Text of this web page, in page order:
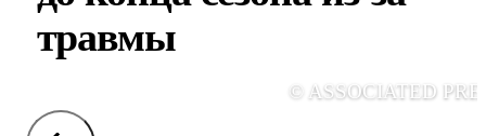
травмы
© ASSOCIATED